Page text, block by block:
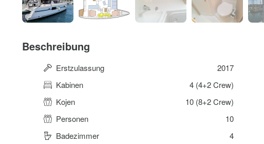
Beschreibung
Erstzulassung 2017
Kabinen
4 (4+2 Crew)
Kojen
10 (8+2 Crew)
Personen
10
Badezimmer
4